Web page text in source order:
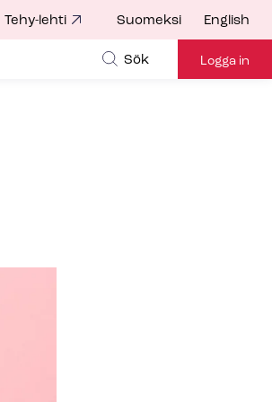
Tehy-lehti Suomeksi English
Sök Logga in